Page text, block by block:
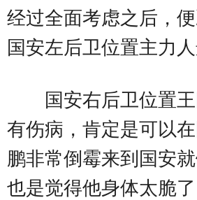
经过全面考虑之后，
国安左后卫位置主力
国安右后卫位置
有伤病，肯定是可以
鹏非常倒霉来到国安
也是觉得他身体太脆了